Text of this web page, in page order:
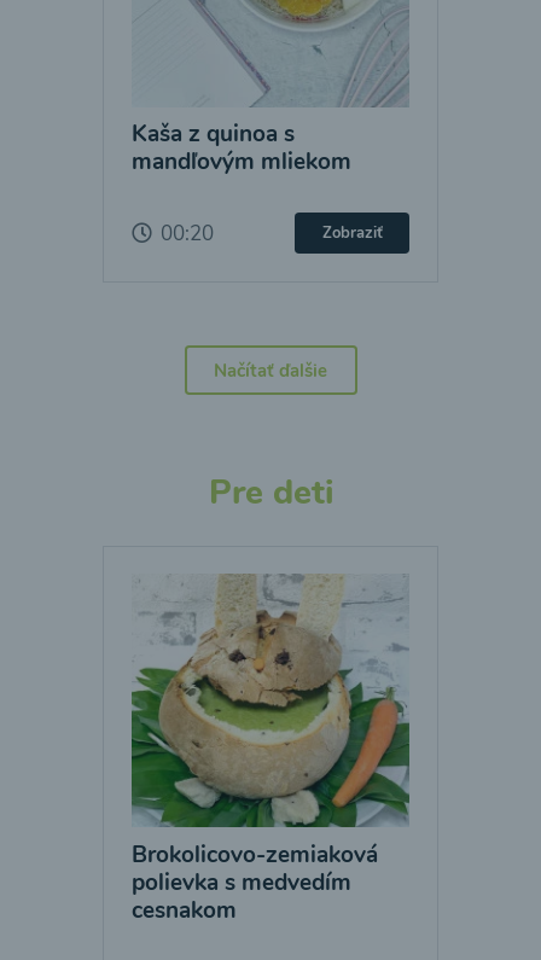
Kaša z quinoa s
mandľovým mliekom
00:20 Zobraziť
Načítať ďalšie
Pre deti
Brokolicovo-zemiaková
polievka s medvedím
cesnakom